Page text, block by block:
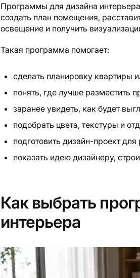
Программы для дизайна
создать план помещения,
освещение и получить
Такая программа помогает:
сделать планировку квартиры
понять, где лучше разместить
заранее увидеть, как будет
подобрать цвета, текстуры и
подготовить дизайн-проект для
показать идею дизайнеру,
Как выбрать
интерьера